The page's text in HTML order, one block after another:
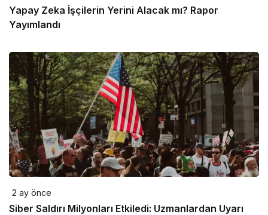
Yapay Zeka İşçilerin Yerini Alacak mı? Rapor
Yayımlandı
2 ay önce
Siber Saldırı Milyonları Etkiledi: Uzmanlardan Uyarı